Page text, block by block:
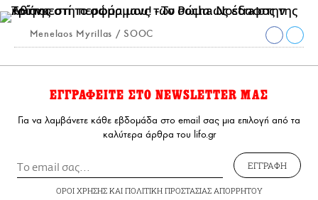
Menelaos Myrillas / SOOC
ΕΓΓΡΑΦΕΙΤΕ ΣΤΟ NEWSLETTER ΜΑΣ
Για να λαμβάνετε κάθε εβδομάδα στο email σας μια επιλογή από τα
καλύτερα άρθρα του lifo.gr
ΕΓΓΡΑΦΗ
ΟΡΟΙ ΧΡΗΣΗΣΚΑΙ ΠΟΛΙΤΙΚΗ ΠΡΟΣΤΑΣΙΑΣ ΑΠΟΡΡΗΤΟΥ